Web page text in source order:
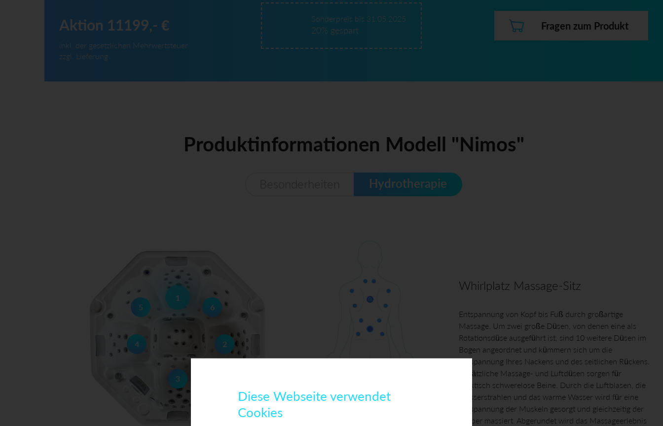
Aktion 11199,- €
inkl. der gesetzlichen Mehrwertsteuer
zzgl. Lieferung
Sonderpreis bis 31.05.2025
20% gespart Fragen zum Produkt
Produktinformationen Modell "Nimos"
Hydrotherapie
1
2
3
4
5 6
Whirlplatz Massage-Sitz
Entspannung von Kopf bis Fuß durch großartige
Massage. Um zwei große Düsen, von denen eine als
Rotationsdüse ausgeführt ist, sind 10 weitere Düsen im
Bogen angeordnet und kümmern sich um die
Entspannung Ihres Nackens und des seitlichen Rückens.
Zusätzliche Massage- und Luftdüsen sorgen für
praktisch schwerelose Beine. Durch die Luftblasen, die
Wasserstrahlen und das warme Wasser wird für eine
Entspannung der Muskeln gesorgt und gleichzeitig der
Körper massiert. Abgerundet wird das Massageerlebnis
Diese Webseite verwendet
Cookies